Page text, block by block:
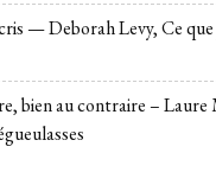
— Deborah Levy, Ce que
bien au contraire – Laure